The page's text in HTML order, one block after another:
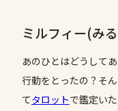
ミルフィー(み
あのひとはどうして
行動をとったの？そ
てタロットで鑑定い